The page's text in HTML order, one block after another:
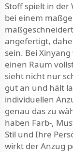
Stoff spielt in der
bei einem
angefertigt,
sein. Bei
einen Raum
sieht nicht nur
gut an und hält
individuellen
genau das zu
haben Farb-,
Stil und Ihre
wirkt der Anzug